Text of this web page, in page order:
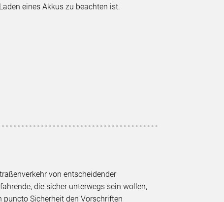
eines Akkus zu beachten ist.
von entscheidender
die sicher unterwegs sein wollen,
Sicherheit den Vorschriften